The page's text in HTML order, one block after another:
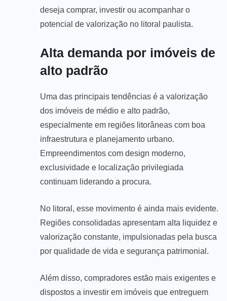
deseja comprar, investir ou acompanhar o
potencial de valorização no litoral paulista.
Alta demanda por imóveis de
alto padrão
Uma das principais tendências é a valorização
dos imóveis de médio e alto padrão,
especialmente em regiões litorâneas com boa
infraestrutura e planejamento urbano.
Empreendimentos com design moderno,
exclusividade e localização privilegiada
continuam liderando a procura.
No litoral, esse movimento é ainda mais evidente.
Regiões consolidadas apresentam alta liquidez e
valorização constante, impulsionadas pela busca
por qualidade de vida e segurança patrimonial.
Além disso, compradores estão mais exigentes e
dispostos a investir em imóveis que entreguem